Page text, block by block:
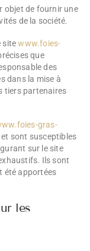
objet de fournir une
de la société.
sitewww.foies-
que
des
dans la mise à
tiers partenaires
gras-
sont susceptibles
sur le site
Ils sont
été apportées
les